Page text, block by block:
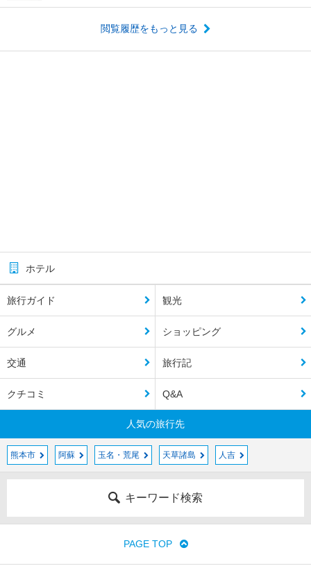
閲覧履歴をもっと見る
ホテル
旅行ガイド 観光
グルメ ショッピング
交通 旅行記
クチコミ Q&A
人気の旅行先
熊本市 阿蘇 玉名・荒尾 天草諸島 人吉
キーワード検索
PAGE TOP